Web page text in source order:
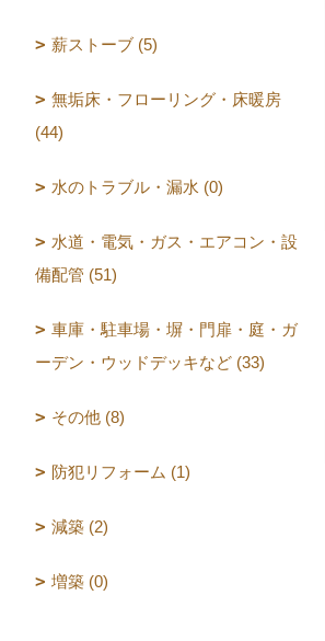
薪ストーブ (5)
無垢床・フローリング・床暖房
(44)
水のトラブル・漏水 (0)
水道・電気・ガス・エアコン・設
備配管 (51)
車庫・駐車場・塀・門扉・庭・ガ
ーデン・ウッドデッキなど (33)
その他 (8)
防犯リフォーム (1)
減築 (2)
増築 (0)